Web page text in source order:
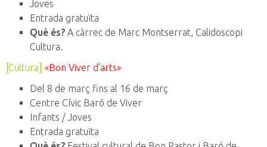
Joves
Entrada gratuïta
Què és? A càrrec de Marc Montserrat, Calidoscopi
Cultura.
[Cultura]
«Bon Viver d’arts»
Del 8 de març fins al 16 de març
Centre Cívic Baró de Viver
Infants / Joves
Entrada gratuïta